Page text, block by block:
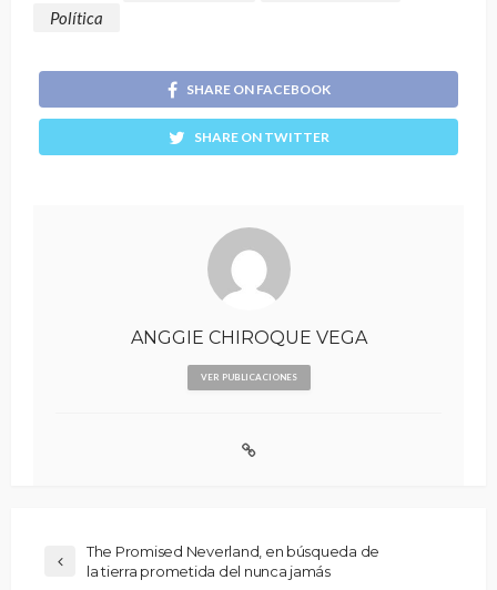
Política
SHARE ON FACEBOOK
SHARE ON TWITTER
ANGGIE CHIROQUE VEGA
VER PUBLICACIONES
The Promised Neverland, en búsqueda de
la tierra prometida del nunca jamás